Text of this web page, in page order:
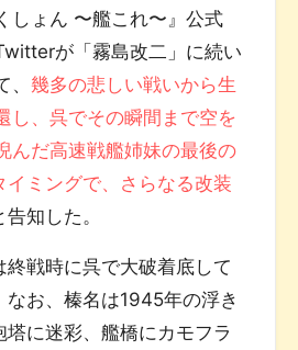
しょん 〜艦これ〜』公式
が「霧島改二」に続い
、 幾多の悲しい戦いから生
し、呉でその瞬間まで空を
んだ高速戦艦姉妹の最後の
イミングで、さらなる改装
告知した。
戦時に呉で大破着底して
なお、榛名は1945年の浮き
に迷彩、艦橋にカモフラ